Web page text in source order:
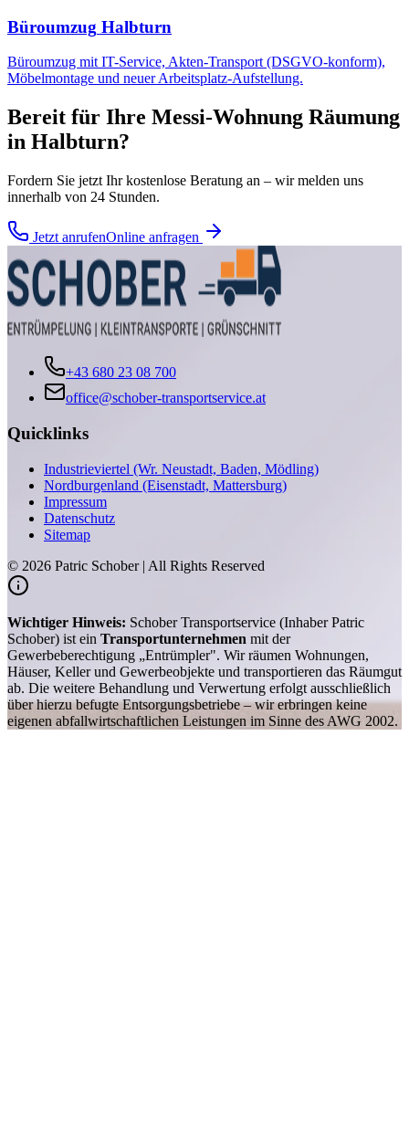
Büroumzug Halbturn
Büroumzug mit IT-Service, Akten-Transport (DSGVO-konform),
Möbelmontage und neuer Arbeitsplatz-Aufstellung.
Bereit für Ihre Messi-Wohnung Räumung
in Halbturn?
Fordern Sie jetzt Ihr kostenlose Beratung an – wir melden uns
innerhalb von 24 Stunden.
Jetzt anrufenOnline anfragen
+43 680 23 08 700
office@schober-transportservice.at
Quicklinks
Industrieviertel (Wr. Neustadt, Baden, Mödling)
Nordburgenland (Eisenstadt, Mattersburg)
Impressum
Datenschutz
Sitemap
© 2026 Patric Schober | All Rights Reserved
Wichtiger Hinweis: Schober Transportservice (Inhaber Patric
Schober) ist ein Transportunternehmen mit der
Gewerbeberechtigung „Entrümpler". Wir räumen Wohnungen,
Häuser, Keller und Gewerbeobjekte und transportieren das Räumgut
ab. Die weitere Behandlung und Verwertung erfolgt ausschließlich
über hierzu befugte Entsorgungsbetriebe – wir erbringen keine
eigenen abfallwirtschaftlichen Leistungen im Sinne des AWG 2002.